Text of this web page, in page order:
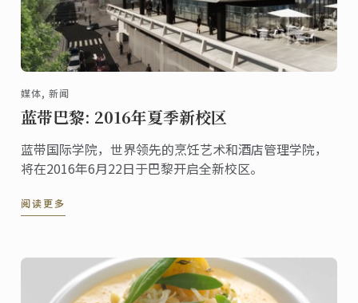
媒体, 新闻
蓝带巴黎: 2016年夏季新校区
蓝带国际学院，世界领先的烹饪艺术和酒店管理学院，
将在2016年6月22日于巴黎开启全新校区。
阅读更多